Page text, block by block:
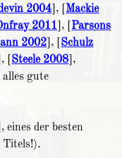
2004], [Mackie
2011], [Parsons
2002], [Schulz
[Steele 2008],
gute
eines der besten
Titels!).